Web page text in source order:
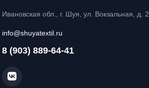
Ивановская обл., г. Шуя, ул. Вокзальная, д. 2
info@shuyatextil.ru
8 (903) 889-64-41